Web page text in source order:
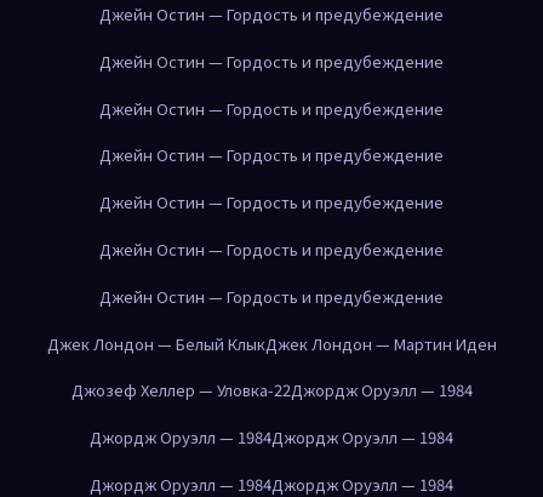
Джейн Остин — Гордость и предубеждение
Джейн Остин — Гордость и предубеждение
Джейн Остин — Гордость и предубеждение
Джейн Остин — Гордость и предубеждение
Джейн Остин — Гордость и предубеждение
Джейн Остин — Гордость и предубеждение
Джейн Остин — Гордость и предубеждение
Джек Лондон — Белый КлыкДжек Лондон — Мартин Иден
Джозеф Хеллер — Уловка-22Джордж Оруэлл — 1984
Джордж Оруэлл — 1984Джордж Оруэлл — 1984
Джордж Оруэлл — 1984Джордж Оруэлл — 1984